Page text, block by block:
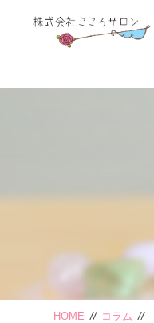
HOME // コラム //